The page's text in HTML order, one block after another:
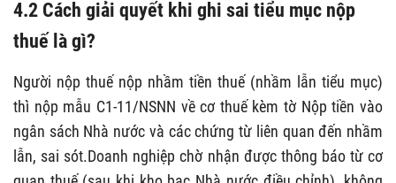
4.2 Cách giải quyết khi ghi sai tiểu mục nộp
thuế là gì?
Người nộp thuế nộp nhầm tiền thuế (nhầm lẫn tiểu mục)
thì nộp mẫu C1-11/NSNN về cơ thuế kèm tờ Nộp tiền vào
ngân sách Nhà nước và các chứng từ liên quan đến nhầm
lẫn, sai sót.Doanh nghiệp chờ nhận được thông báo từ cơ